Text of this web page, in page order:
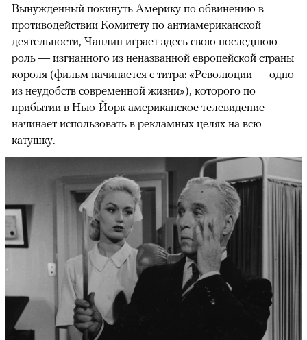
Вынужденный покинуть Америку по обвинению в
противодействии Комитету по антиамериканской
деятельности, Чаплин играет здесь свою последнюю
роль — изгнанного из неназванной европейской страны
короля (фильм начинается с титра: «Революции — одно
из неудобств современной жизни»), которого по
прибытии в Нью-Йорк американское телевидение
начинает использовать в рекламных целях на всю
катушку.